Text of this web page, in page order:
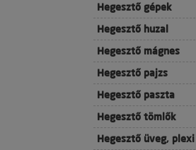
Hegesztő gépek
Hegesztő huzal
Hegesztő mágnes
Hegesztő pajzs
Hegesztő paszta
Hegesztő tömlők
Hegesztő üveg, plexi